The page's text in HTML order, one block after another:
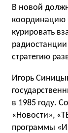
В новой
координацию
курировать
радиостанции
стратегию
Игорь
в 1985 году.
«Новости»,
программы